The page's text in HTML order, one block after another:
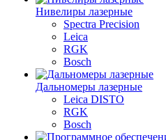
Нивелиры лазерные
Spectra Precision
Leica
RGK
Bosch
Дальномеры лазерные
Leica DISTO
RGK
Bosch